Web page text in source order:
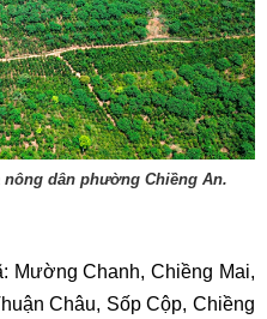
dân phường Chiềng An.
Mường Chanh, Chiềng Mai,
Châu, Sốp Cộp, Chiềng